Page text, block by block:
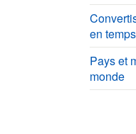
en
Pays et
monde